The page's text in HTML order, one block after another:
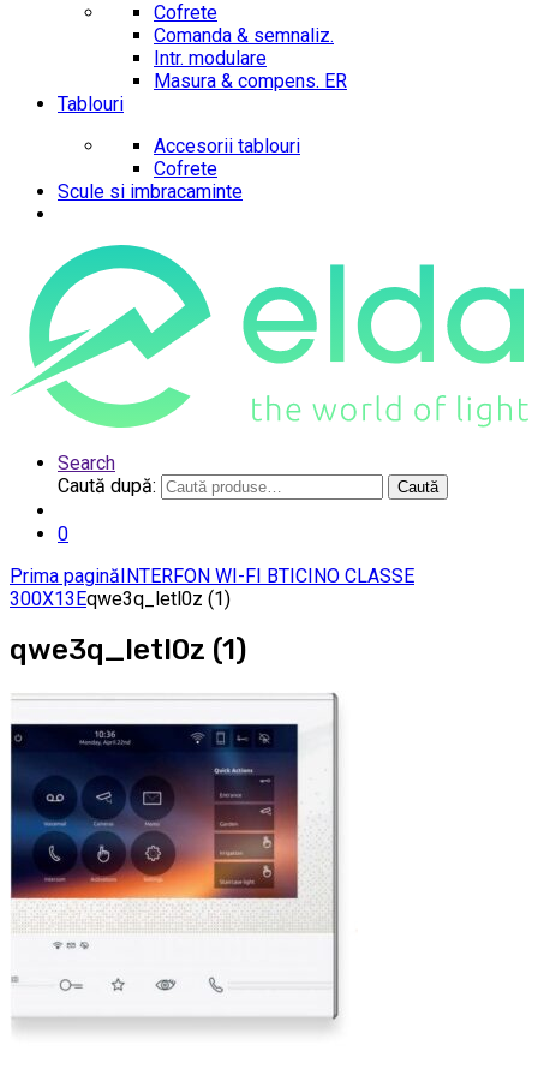
Cofrete
Comanda & semnaliz.
Intr. modulare
Masura & compens. ER
Tablouri
Accesorii tablouri
Cofrete
Scule si imbracaminte
Search
Caută după:
Caută
0
Prima paginăINTERFON WI-FI BTICINO CLASSE
300X13Eqwe3q_letl0z (1)
qwe3q_letl0z (1)